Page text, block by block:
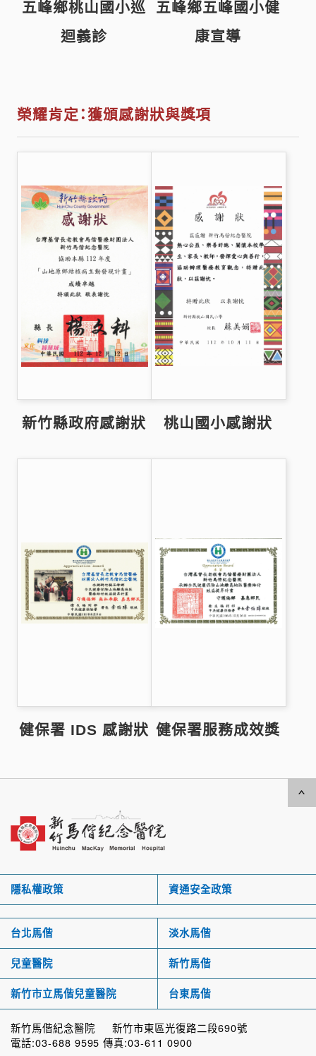
五峰鄉桃山國小巡
迴義診
五峰鄉五峰國小健
康宣導
榮耀肯定：獲頒感謝狀與獎項
新竹縣政府感謝狀 桃山國小感謝狀
健保署 IDS 感謝狀 健保署服務成效獎
隱私權政策 資通安全政策
台北馬偕 淡水馬偕
兒童醫院 新竹馬偕
新竹市立馬偕兒童醫院 台東馬偕
新竹馬偕紀念醫院 新竹市東區光復路二段690號
電話:03-688 9595 傳真:03-611 0900